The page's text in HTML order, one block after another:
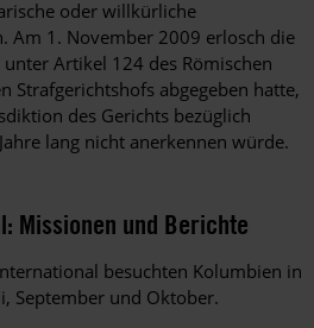
oder willkürliche
Am 1. November 2009 erlosch die
Artikel 124 des Römischen
Strafgerichtshofs abgegeben hatte,
des Gerichts bezüglich
lang nicht anerkennen würde.
Missionen und Berichte
besuchten Kolumbien in
September und Oktober.